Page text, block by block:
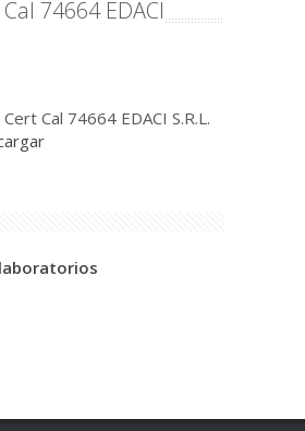
74664 EDACI
Cal 74664 EDACI S.R.L.